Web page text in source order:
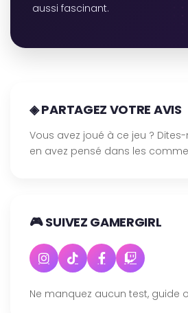
aussi fascinant.
◈ PARTAGEZ VOTRE AVIS
Vous avez joué à ce jeu ?
en avez pensé dans les
🎮 SUIVEZ GAMERGIRL
Ne manquez aucun test, guide